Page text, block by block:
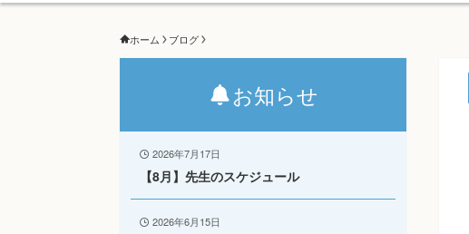
ホーム ブログ
お知らせ
2026年7月17日
【8月】先生のスケジュール
2026年6月15日